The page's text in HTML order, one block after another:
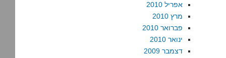
אפריל 2010
מרץ 2010
פברואר 2010
ינואר 2010
דצמבר 2009